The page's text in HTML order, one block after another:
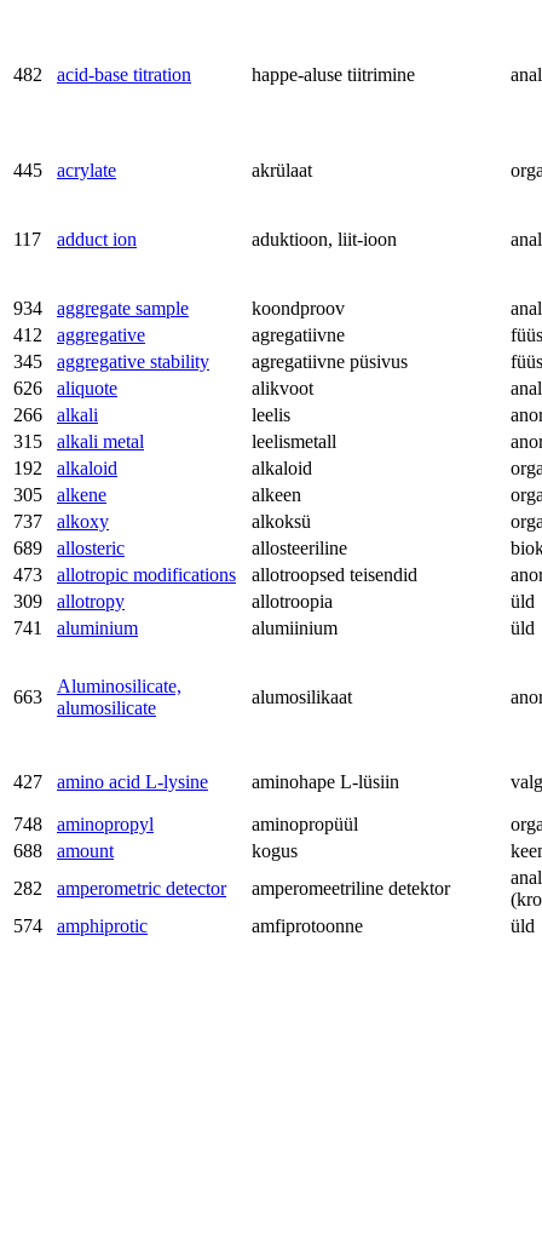
482 acid-base titration happe-aluse tiitrimine
445 acrylate akrülaat
117 adduct ion aduktioon, liit-ioon
934 aggregate sample koondproov
412
aggregative agregatiivne
345
aggregative stability agregatiivne püsivus
626
aliquote alikvoot
266
alkali leelis
315
alkali metal leelismetall
192
alkaloid alkaloid
305
alkene alkeen
737
alkoxy alkoksü
689
allosteric allosteeriline
473
allotropic modifications allotroopsed teisendid
309
allotropy allotroopia
üld
741
aluminium alumiinium üld
663
Aluminosilicate,
alumosilicate
alumosilikaat
427 amino acid L-lysine aminohape L-lüsiin
748 aminopropyl aminopropüül
688
amount kogus
282
amperometric detector amperomeetriline detektor
574
amphiprotic amfiprotoonne üld